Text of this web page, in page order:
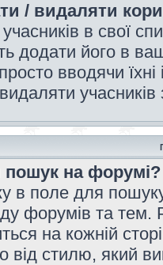
/ видаляти
в свої
додати його в
вводячи
учасників
пошук на форумі?
в поле для
форумів та
на кожній
від стилю, який